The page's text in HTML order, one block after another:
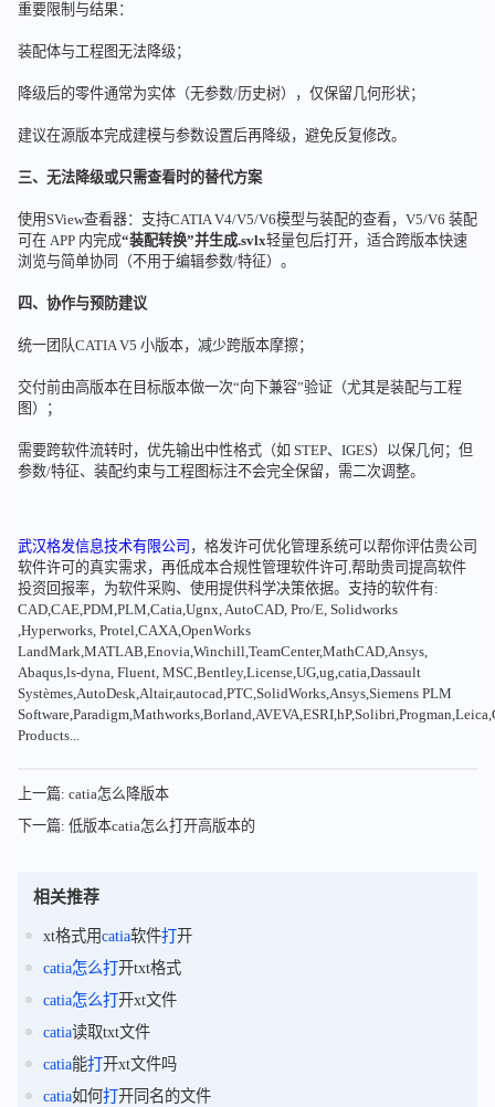
重要限制与结果：
装配体与工程图无法降级；
降级后的零件通常为实体（无参数/历史树），仅保留几何形状；
建议在源版本完成建模与参数设置后再降级，避免反复修改。
三、无法降级或只需查看时的替代方案
使用SView查看器：支持CATIA V4/V5/V6模型与装配的查看，V5/V6 装配
可在 APP 内完成“装配转换”并生成.svlx轻量包后打开，适合跨版本快速
浏览与简单协同（不用于编辑参数/特征）。
四、协作与预防建议
统一团队CATIA V5 小版本，减少跨版本摩擦；
交付前由高版本在目标版本做一次“向下兼容”验证（尤其是装配与工程
图）；
需要跨软件流转时，优先输出中性格式（如 STEP、IGES）以保几何；但
参数/特征、装配约束与工程图标注不会完全保留，需二次调整。
武汉格发信息技术有限公司 ，格发许可优化管理系统可以帮你评估贵公司
软件许可的真实需求，再低成本合规性管理软件许可,帮助贵司提高软件
投资回报率，为软件采购、使用提供科学决策依据。支持的软件有:
CAD,CAE,PDM,PLM,Catia,Ugnx, AutoCAD, Pro/E, Solidworks
,Hyperworks, Protel,CAXA,OpenWorks
LandMark,MATLAB,Enovia,Winchill,TeamCenter,MathCAD,Ansys,
Abaqus,ls-dyna, Fluent, MSC,Bentley,License,UG,ug,catia,Dassault
Systèmes,AutoDesk,Altair,autocad,PTC,SolidWorks,Ansys,Siemens PLM
Products...
上一篇: catia怎么降版本
下一篇: 低版本catia怎么打开高版本的
相关推荐
xt格式用catia软件打开
catia怎么打开txt格式
catia怎么打开xt文件
catia读取txt文件
catia能打开xt文件吗
catia如何打开同名的文件